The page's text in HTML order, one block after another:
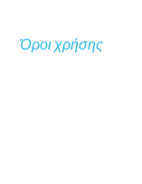
Όροι χρήσης